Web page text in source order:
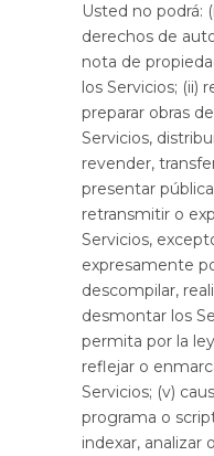
Usted no podrá:
derechos de
nota de
los Servicios; (ii)
preparar obras
Servicios,
revender,
presentar
retransmitir o
Servicios,
expresamente
descompilar,
desmontar los
permita por la
reflejar o
Servicios; (v)
programa o
indexar, analizar